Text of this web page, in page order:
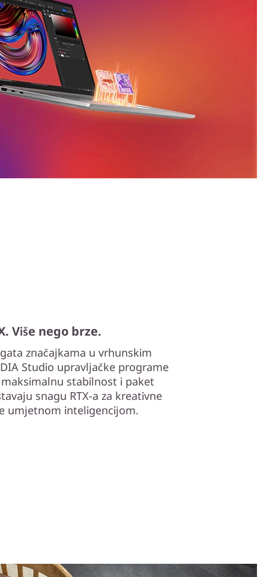
Više nego brze.
značajkama u vrhunskim
Studio upravljačke programe
stabilnost i paket
snagu RTX-a za kreativne
umjetnom inteligencijom.